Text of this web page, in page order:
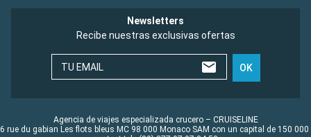
Newsletters
Recibe nuestras exclusivas ofertas
TU EMAIL OK
Agencia de viajes especializada crucero – CRUISELINE
rue du gabian Les flots bleus MC 98 000 Monaco SAM con un capital de 150 000